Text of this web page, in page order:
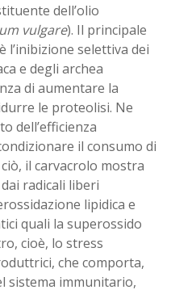
dell’olio
vulgare). Il principale
l’inibizione selettiva dei
e degli archea
di aumentare la
le proteolisi. Ne
dell’efficienza
il consumo di
il carvacrolo mostra
radicali liberi
lipidica e
quali la superossido
cioè, lo stress
che comporta,
sistema immunitario,